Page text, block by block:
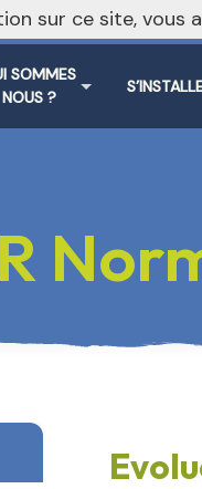
SOMMES
NOUS ?
sur ce site,